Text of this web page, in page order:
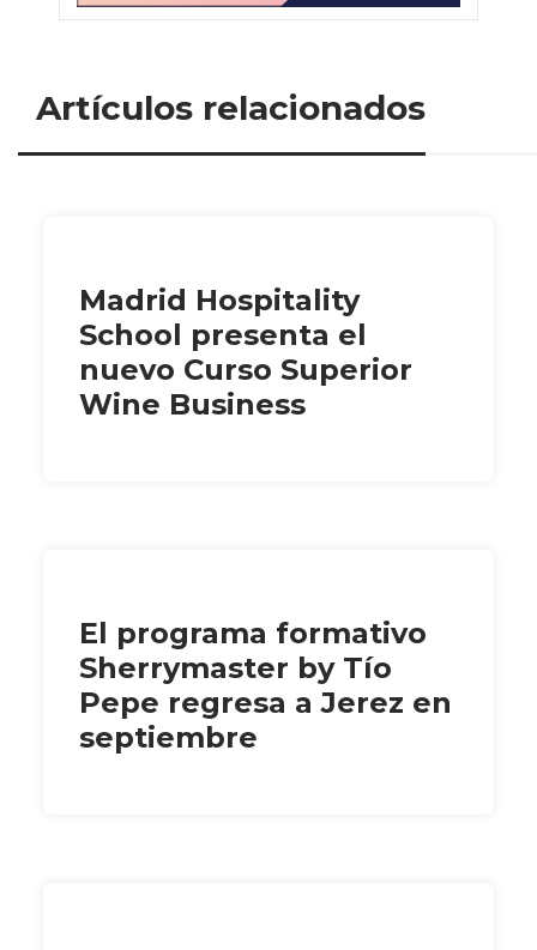
Artículos relacionados
Madrid Hospitality
School presenta el
nuevo Curso Superior
Wine Business
El programa formativo
Sherrymaster by Tío
Pepe regresa a Jerez en
septiembre